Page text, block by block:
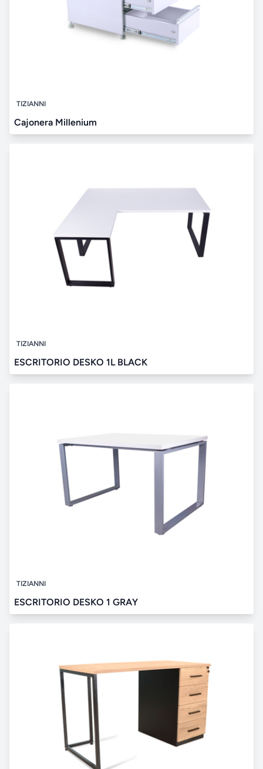
TIZIANNI
Cajonera Millenium
TIZIANNI
ESCRITORIO DESKO 1L BLACK
TIZIANNI
ESCRITORIO DESKO 1 GRAY